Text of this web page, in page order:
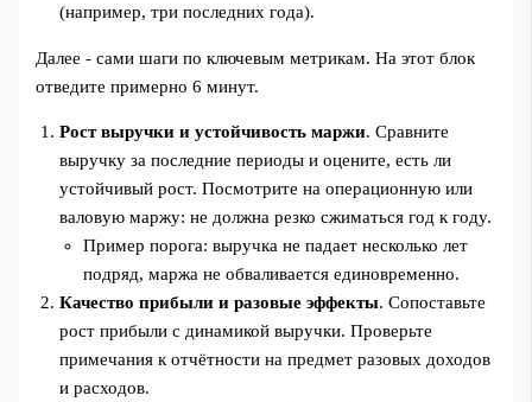
(например, три последних года).
Далее - сами шаги по ключевым метрикам. На этот блок
отведите примерно 6 минут.
Рост выручки и устойчивость маржи. Сравните
выручку за последние периоды и оцените, есть ли
устойчивый рост. Посмотрите на операционную или
валовую маржу: не должна резко сжиматься год к году.
Пример порога: выручка не падает несколько лет
подряд, маржа не обваливается единовременно.
Качество прибыли и разовые эффекты. Сопоставьте
рост прибыли с динамикой выручки. Проверьте
примечания к отчётности на предмет разовых доходов
и расходов.